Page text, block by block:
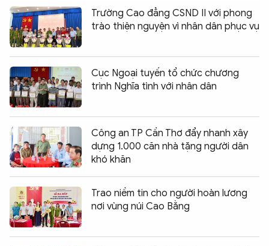
Trường Cao đẳng CSND II với phong
trào thiện nguyện vì nhân dân phục vụ
Cục Ngoại tuyến tổ chức chương
trình Nghĩa tình với nhân dân
Công an TP Cần Thơ đẩy nhanh xây
dựng 1.000 căn nhà tặng người dân
khó khăn
Trao niềm tin cho người hoàn lương
nơi vùng núi Cao Bằng